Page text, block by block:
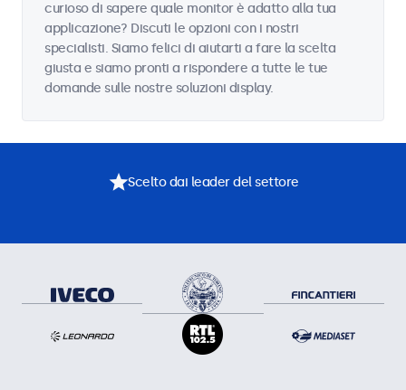
curioso di sapere quale monitor è adatto alla tua
applicazione? Discuti le opzioni con i nostri
specialisti. Siamo felici di aiutarti a fare la scelta
giusta e siamo pronti a rispondere a tutte le tue
domande sulle nostre soluzioni display.
Scelto dai leader del settore